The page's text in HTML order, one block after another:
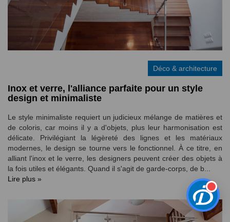
Déco & architecture
Inox et verre, l'alliance parfaite pour un style
design et minimaliste
Le style minimaliste requiert un judicieux mélange de matières et
de coloris, car moins il y a d'objets, plus leur harmonisation est
délicate. Privilégiant la légèreté des lignes et les matériaux
modernes, le design se tourne vers le fonctionnel. À ce titre, en
alliant l'inox et le verre, les designers peuvent créer des objets à
la fois utiles et élégants. Quand il s'agit de garde-corps, de b...
Lire plus »